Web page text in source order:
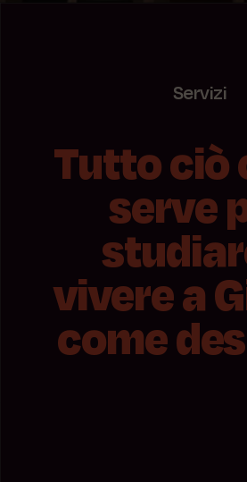
Servizi
Tutto ciò
serve
vivere a
come